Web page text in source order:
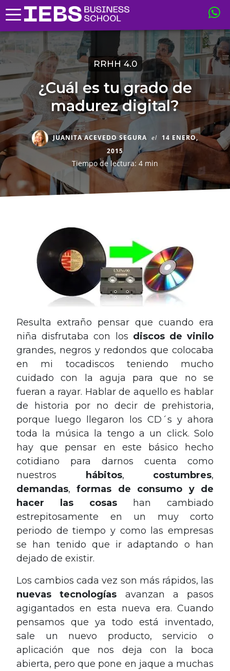
RRHH 4.0
¿Cuál es tu grado de
madurez digital?
JUANITA ACEVEDO SEGURA el 14 ENERO,
2015
Tiempo de lectura: 4 min
Resulta extraño pensar que cuando era
niña disfrutaba con los discos de vinilo
grandes, negros y redondos que colocaba
en mi tocadiscos teniendo mucho
cuidado con la aguja para que no se
fueran a rayar. Hablar de aquello es hablar
de historia por no decir de prehistoria,
porque luego llegaron los CD´s y ahora
toda la música la tengo a un click. Solo
hay que pensar en este básico hecho
cotidiano para darnos cuenta como
nuestros
hábitos, costumbres,
demandas,formas de consumo y de
hacer las cosas han cambiado
estrepitosamente en un muy corto
periodo de tiempo y como las empresas
se han tenido que ir adaptando o han
dejado de existir.
Los cambios cada vez son más rápidos, las
nuevas tecnologías avanzan a pasos
agigantados en esta nueva era. Cuando
pensamos que ya todo está inventado,
sale un nuevo producto, servicio o
aplicación que nos deja con la boca
abierta, pero que pone en jaque a muchas